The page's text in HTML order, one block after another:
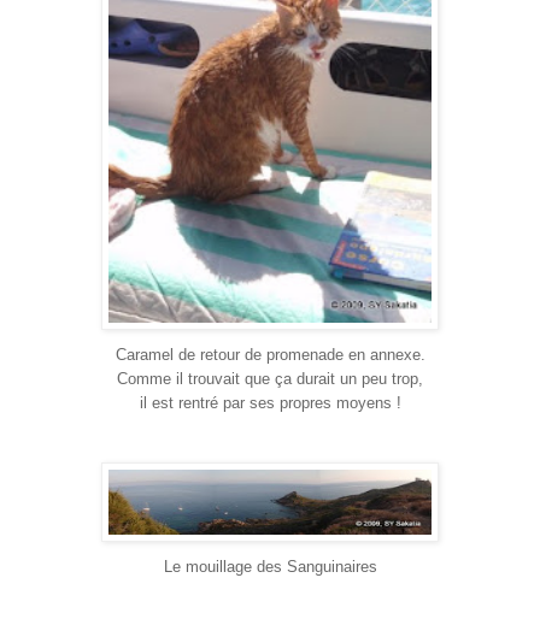
Caramel de retour de promenade en annexe.
Comme il trouvait que ça durait un peu trop,
il est rentré par ses propres moyens !
Le mouillage des Sanguinaires